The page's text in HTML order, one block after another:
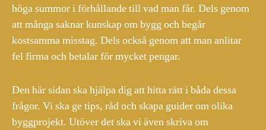
höga summor i förhållande till vad man får. Dels genom
att många saknar kunskap om bygg och begår
kostsamma misstag. Dels också genom att man anlitar
fel firma och betalar för mycket pengar.
Den här sidan ska hjälpa dig att hitta rätt i båda dessa
frågor. Vi ska ge tips, råd och skapa guider om olika
byggprojekt. Utöver det ska vi även skriva om